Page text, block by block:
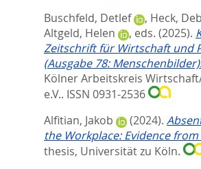
Buschfeld, Detlef
, Heck,
Altgeld, Helen
, eds. (2025).
Zeitschrift für Wirtschaft und
(Ausgabe 78:
Kölner Arbeitskreis
e.V.. ISSN 0931-2536
Alfitian, Jakob
(2024).
the Workplace: Evidence from
thesis, Universität zu Köln.